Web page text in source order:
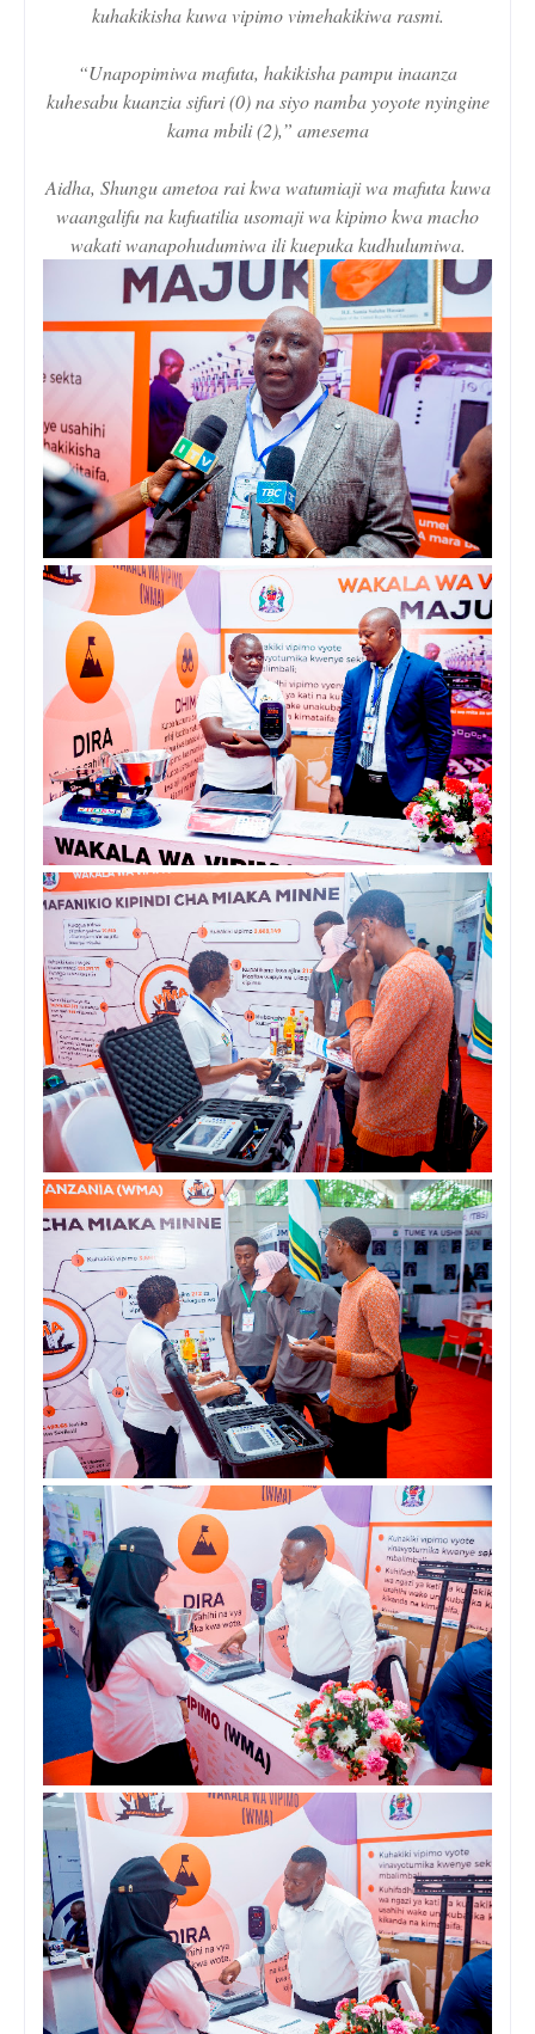
kuhakikisha kuwa vipimo vimehakikiwa rasmi.
“Unapopimiwa mafuta, hakikisha pampu inaanza
kuhesabu kuanzia sifuri (0) na siyo namba yoyote nyingine
kama mbili (2),” amesema
Aidha, Shungu ametoa rai kwa watumiaji wa mafuta kuwa
waangalifu na kufuatilia usomaji wa kipimo kwa macho
wakati wanapohudumiwa ili kuepuka kudhulumiwa.